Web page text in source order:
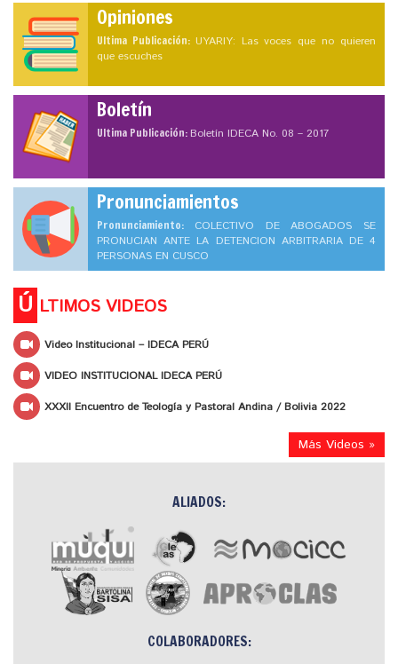
Opiniones
Ultima Publicación: UYARIY: Las voces que no quieren
que escuches
Boletín
Ultima Publicación:Boletín IDECA No. 08 – 2017
Pronunciamientos
Pronunciamiento: COLECTIVO DE ABOGADOS SE
PRONUCIAN ANTE LA DETENCION ARBITRARIA DE 4
PERSONAS EN CUSCO
Ú LTIMOS VIDEOS
Video Institucional – IDECA PERÚ
VIDEO INSTITUCIONAL IDECA PERÚ
XXXII Encuentro de Teología y Pastoral Andina / Bolivia 2022
Más Videos »
ALIADOS:
COLABORADORES: